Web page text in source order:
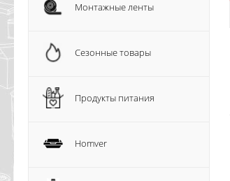
Монтажные ленты
Сезонные товары
Продукты питания
Homver